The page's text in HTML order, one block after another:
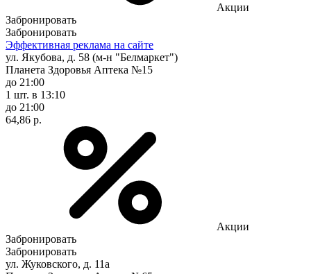
Акции
Забронировать
Забронировать
Эффективная реклама на сайте
ул. Якубова, д. 58 (м-н "Белмаркет")
Планета Здоровья Аптека №15
до 21:00
1 шт. в 13:10
до 21:00
64,86 р.
Акции
Забронировать
Забронировать
ул. Жуковского, д. 11а